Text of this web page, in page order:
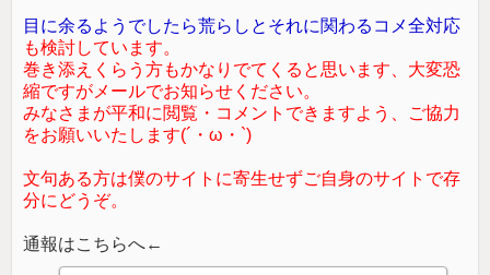
目に余るようでしたら荒らしとそれに関わるコメ全対応
も検討しています。
巻き添えくらう方もかなりでてくると思います、大変恐
縮ですがメールでお知らせください。
みなさまが平和に閲覧・コメントできますよう、ご協力
をお願いいたします(´・ω・`)
文句ある方は僕のサイトに寄生せずご自身のサイトで存
分にどうぞ。
通報はこちらへ←